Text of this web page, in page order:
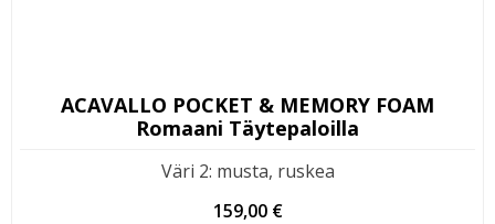
ACAVALLO POCKET & MEMORY FOAM
Romaani Täytepaloilla
Väri 2: musta, ruskea
159,00 €